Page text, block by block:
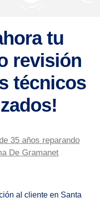
tu
revisión
técnicos
35 años reparando
De Gramanet
al cliente en Santa